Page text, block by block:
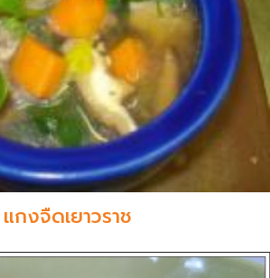
แกงจืดเยาวราช